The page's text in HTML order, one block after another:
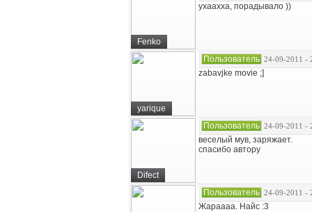
Fenko
ухаахха, порадывало ))
yarique
Пользователь 24-09-2011 -
zabavjke movie ;]
Difect
Пользователь 24-09-2011 -
веселый мув, заряжает.
спасибо автору
Пользователь 24-09-2011 -
Жараааа. Найс :3